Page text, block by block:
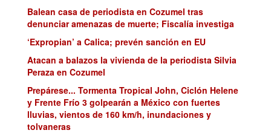
Balean casa de periodista en Cozumel tras
denunciar amenazas de muerte; Fiscalía investiga
‘Expropian’ a Calica; prevén sanción en EU
Atacan a balazos la vivienda de la periodista Silvia
Peraza en Cozumel
Prepárese... Tormenta Tropical John, Ciclón Helene
y Frente Frío 3 golpearán a México con fuertes
lluvias, vientos de 160 km/h, inundaciones y
tolvaneras